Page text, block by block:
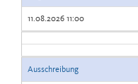
11.08.2026 11:00
Ausschreibung